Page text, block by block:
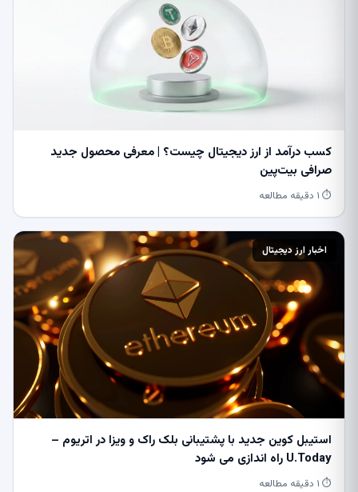
کسب درآمد از ارز دیجیتال چیست؟ | معرفی محصول جدید
صرافی بیت‌پین
⏱ ۱ دقیقه مطالعه
اخبار ارز دیجیتال
استیبل کوین جدید با پشتیبانی بلک راک و ویزا در اتریوم –
U.Today راه اندازی می شود
⏱ ۱ دقیقه مطالعه